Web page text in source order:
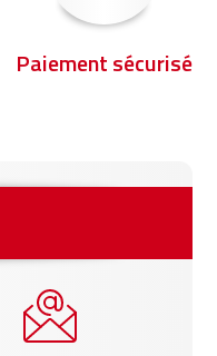
Paiement sécurisé